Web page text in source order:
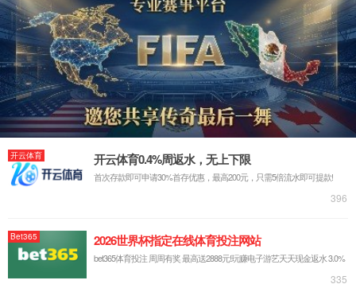
电脑文件查找
微信/QQ/钉钉接受的文
件找不到？用这个工具高
效搜索&管理电脑文件！
2026-
03-12
如何购买
集团采购